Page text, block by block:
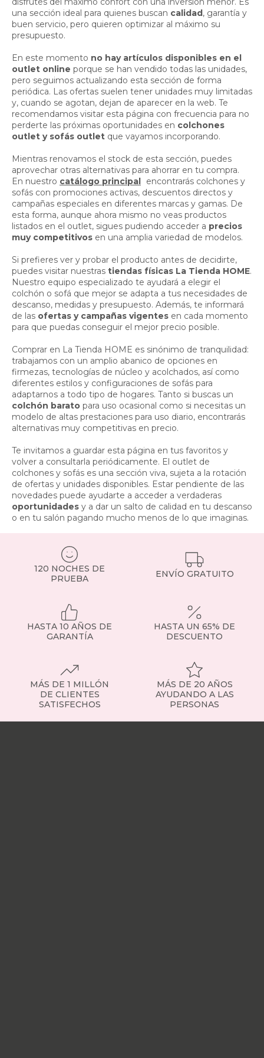
una sección ideal para quienes buscan calidad, garantía y
buen servicio, pero quieren optimizar al máximo su
presupuesto.
En este momento no hay artículos disponibles en el
outlet online porque se han vendido todas las unidades,
pero seguimos actualizando esta sección de forma
periódica. Las ofertas suelen tener unidades muy limitadas
y, cuando se agotan, dejan de aparecer en la web. Te
recomendamos visitar esta página con frecuencia para no
perderte las próximas oportunidades en colchones
outlet y sofás outlet que vayamos incorporando.
Mientras renovamos el stock de esta sección, puedes
aprovechar otras alternativas para ahorrar en tu compra.
En nuestro catálogo principal encontrarás colchones y
sofás con promociones activas, descuentos directos y
campañas especiales en diferentes marcas y gamas. De
esta forma, aunque ahora mismo no veas productos
listados en el outlet, sigues pudiendo acceder a precios
muy competitivos en una amplia variedad de modelos.
Si prefieres ver y probar el producto antes de decidirte,
puedes visitar nuestras tiendas físicas La Tienda HOME.
Nuestro equipo especializado te ayudará a elegir el
colchón o sofá que mejor se adapta a tus necesidades de
descanso, medidas y presupuesto. Además, te informará
de las ofertas y campañas vigentes en cada momento
para que puedas conseguir el mejor precio posible.
Comprar en La Tienda HOME es sinónimo de tranquilidad:
trabajamos con un amplio abanico de opciones en
firmezas, tecnologías de núcleo y acolchados, así como
diferentes estilos y configuraciones de sofás para
adaptarnos a todo tipo de hogares. Tanto si buscas un
colchón barato para uso ocasional como si necesitas un
modelo de altas prestaciones para uso diario, encontrarás
alternativas muy competitivas en precio.
Te invitamos a guardar esta página en tus favoritos y
volver a consultarla periódicamente. El outlet de
colchones y sofás es una sección viva, sujeta a la rotación
de ofertas y unidades disponibles. Estar pendiente de las
novedades puede ayudarte a acceder a verdaderas
oportunidades y a dar un salto de calidad en tu descanso
o en tu salón pagando mucho menos de lo que imaginas.
120 NOCHES DE
PRUEBA
ENVÍO GRATUITO
HASTA 10 AÑOS DE
GARANTÍA
HASTA UN 65% DE
DESCUENTO
MÁS DE 1 MILLÓN
DE CLIENTES
SATISFECHOS
MÁS DE 20 AÑOS
AYUDANDO A LAS
PERSONAS